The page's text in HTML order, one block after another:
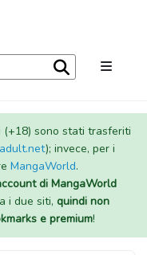
(+18) sono stati trasferiti
); invece, per i
MangaWorld.
di MangaWorld
i due siti, quindi non
e premium!